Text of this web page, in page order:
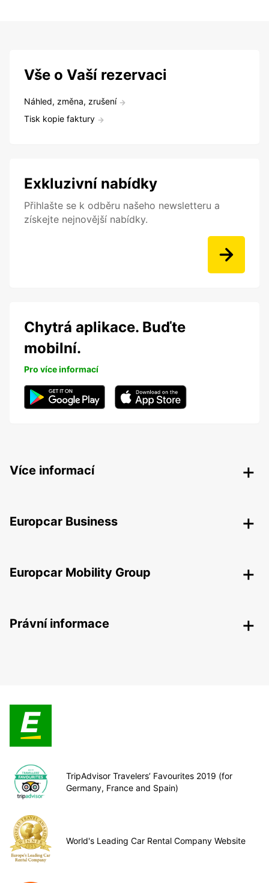
Vše o Vaší rezervaci
Náhled, změna, zrušení
Tisk kopie faktury
Exkluzivní nabídky
Přihlašte se k odběru našeho newsletteru a
získejte nejnovější nabídky.
Chytrá aplikace. Buďte
mobilní.
Pro více informací
Více informací
Europcar Business
Europcar Mobility Group
Právní informace
TripAdvisor Travelers’ Favourites 2019 (for
Germany, France and Spain)
World's Leading Car Rental Company Website